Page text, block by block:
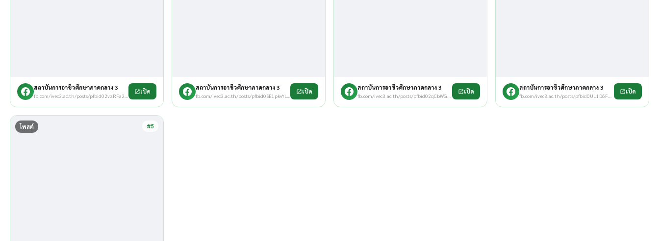
สถาบันการอาชีวศึกษาภาคกลาง 3 เปิด สถาบันการอาชีวศึกษาภาคกลาง 3 เปิด สถาบันการอาชีวศึกษาภาคกลาง 3 เปิด สถาบันการอาชีวศึกษาภาคกลาง 3 เปิด
โพสต์ #5